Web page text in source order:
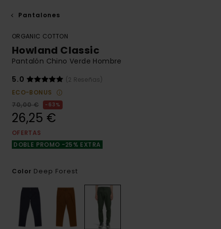
Pantalones
ORGANIC COTTON
Howland Classic
Pantalón Chino Verde Hombre
5.0
(2 Reseñas)
ECO-BONUS
70,00 €
63%
26,25 €
OFERTAS
DOBLE PROMO -25% EXTRA
Color Deep Forest